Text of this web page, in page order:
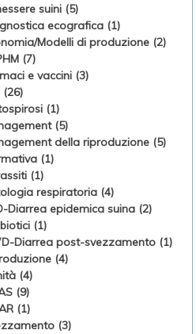
suini (5)
ecografica (1)
Modelli di produzione (2)
(7)
e vaccini (3)
(26)
(1)
(5)
della riproduzione (5)
(1)
(1)
respiratoria (4)
Diarrea epidemica suina (2)
(1)
Diarrea post-svezzamento (1)
(4)
(4)
(9)
(1)
(3)